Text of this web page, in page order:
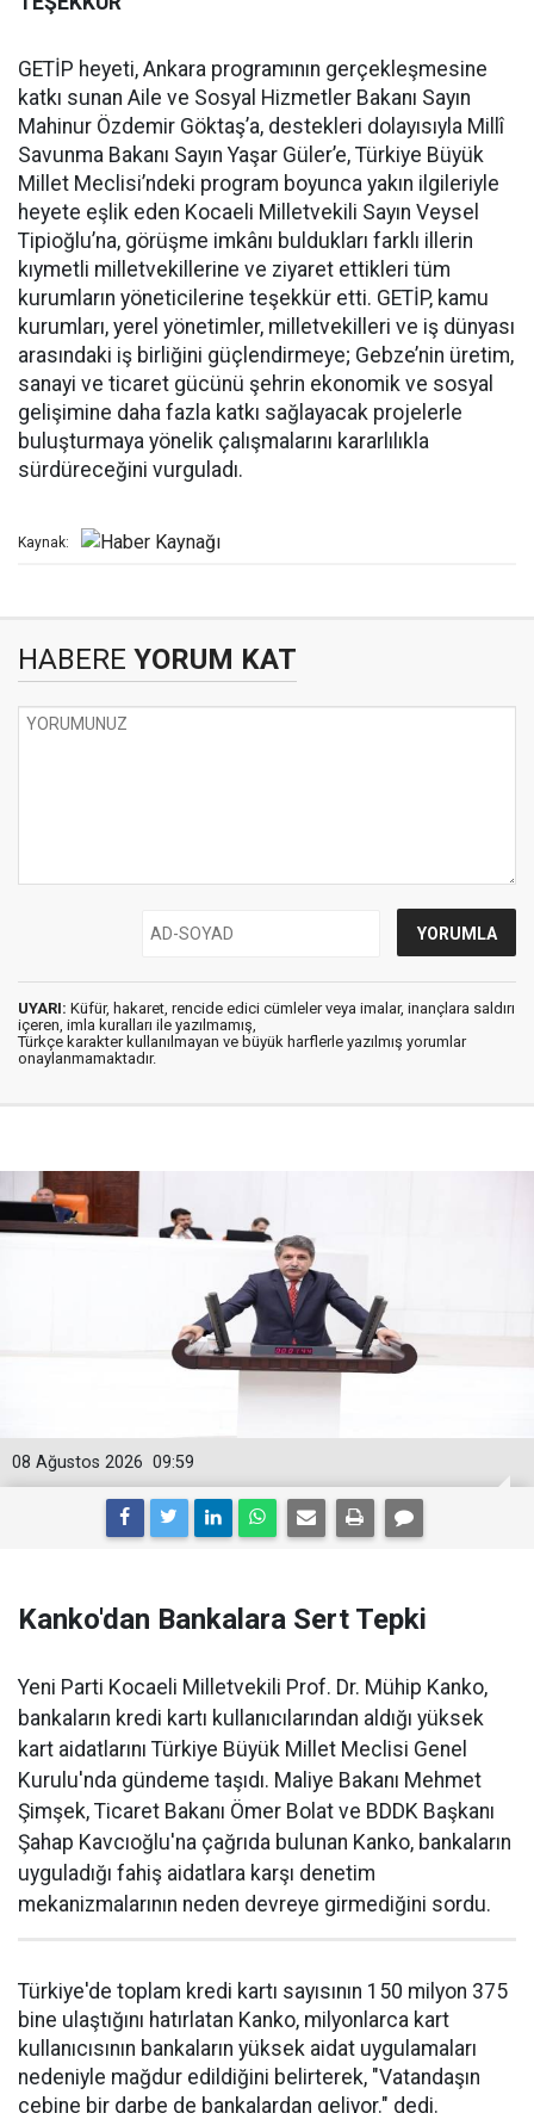
GETİP heyeti, Ankara programının gerçekleşmesine
katkı sunan Aile ve Sosyal Hizmetler Bakanı Sayın
Mahinur Özdemir Göktaş’a, destekleri dolayısıyla Millî
Savunma Bakanı Sayın Yaşar Güler’e, Türkiye Büyük
Millet Meclisi’ndeki program boyunca yakın ilgileriyle
heyete eşlik eden Kocaeli Milletvekili Sayın Veysel
Tipioğlu’na, görüşme imkânı buldukları farklı illerin
kıymetli milletvekillerine ve ziyaret ettikleri tüm
kurumların yöneticilerine teşekkür etti. GETİP, kamu
kurumları, yerel yönetimler, milletvekilleri ve iş dünyası
arasındaki iş birliğini güçlendirmeye; Gebze’nin üretim,
sanayi ve ticaret gücünü şehrin ekonomik ve sosyal
gelişimine daha fazla katkı sağlayacak projelerle
buluşturmaya yönelik çalışmalarını kararlılıkla
sürdüreceğini vurguladı.
Kaynak:
HABERE YORUM KAT
UYARI: Küfür, hakaret, rencide edici cümleler veya imalar, inançlara saldırı
içeren, imla kuralları ile yazılmamış,
Türkçe karakter kullanılmayan ve büyük harflerle yazılmış yorumlar
onaylanmamaktadır.
09:59
08 Ağustos 2026
Kanko'dan Bankalara Sert Tepki
Yeni Parti Kocaeli Milletvekili Prof. Dr. Mühip Kanko,
bankaların kredi kartı kullanıcılarından aldığı yüksek
kart aidatlarını Türkiye Büyük Millet Meclisi Genel
Kurulu'nda gündeme taşıdı. Maliye Bakanı Mehmet
Şimşek, Ticaret Bakanı Ömer Bolat ve BDDK Başkanı
Şahap Kavcıoğlu'na çağrıda bulunan Kanko, bankaların
uyguladığı fahiş aidatlara karşı denetim
mekanizmalarının neden devreye girmediğini sordu.
Türkiye'de toplam kredi kartı sayısının 150 milyon 375
bine ulaştığını hatırlatan Kanko, milyonlarca kart
kullanıcısının bankaların yüksek aidat uygulamaları
nedeniyle mağdur edildiğini belirterek, "Vatandaşın
cebine bir darbe de bankalardan geliyor." dedi.